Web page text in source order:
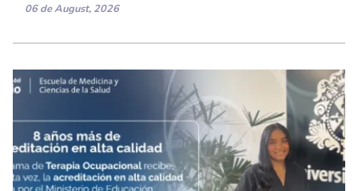
06 de August, 2026